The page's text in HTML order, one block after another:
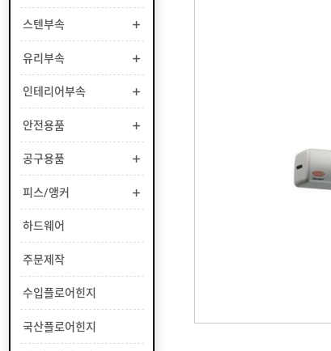
스텐부속
유리부속
인테리어부속
안전용품
공구용품
피스/앵커
하드웨어
주문제작
수입플로어힌지
국산플로어힌지
웨
어
산
하
웨
어
도
어
록
보
조
창
호
하
어
샷
시
부
스
텐
부
유
리
부
속
인
테
리
어
속
안
전
용
품
공
용
품
피
/
앵
하